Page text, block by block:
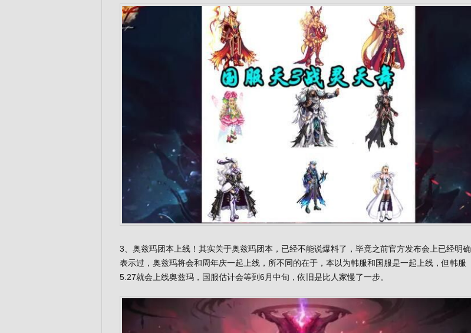
3、奥兹玛团本上线！其实关于奥兹玛团本，已经不能说爆料了，毕竟之前官方发布会上已经明确
表示过，奥兹玛将会和周年庆一起上线，所不同的在于，本以为韩服和国服是一起上线，但韩服
5.27就会上线奥兹玛，国服估计会等到6月中旬，依旧是比人家慢了一步。